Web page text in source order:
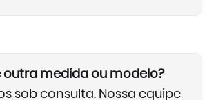
outra medida ou modelo?
sob consulta. Nossa equipe